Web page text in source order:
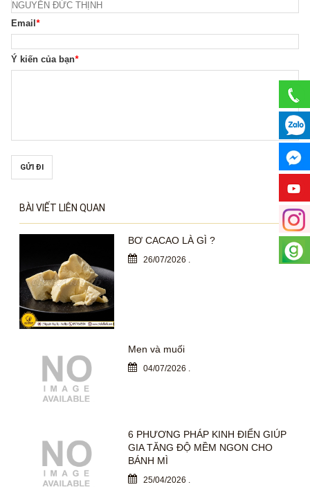
Email*
Ý kiến của bạn*
GỬI ĐI
BÀI VIẾT LIÊN QUAN
BƠ CACAO LÀ GÌ ?
26/07/2026 .
Men và muối
04/07/2026 .
6 PHƯƠNG PHÁP KINH ĐIỂN GIÚP
GIA TĂNG ĐỘ MỀM NGON CHO
BÁNH MÌ
25/04/2026 .